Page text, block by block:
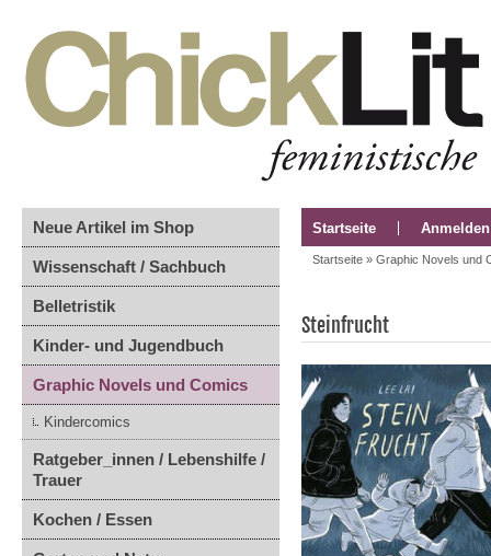
Neue Artikel im Shop
Wissenschaft / Sachbuch
Belletristik
Kinder- und Jugendbuch
Graphic Novels und Comics
Kindercomics
Ratgeber_innen / Lebenshilfe /
Trauer
Kochen / Essen
Startseite Anmelden
Startseite » Graphic Novels und
Steinfrucht